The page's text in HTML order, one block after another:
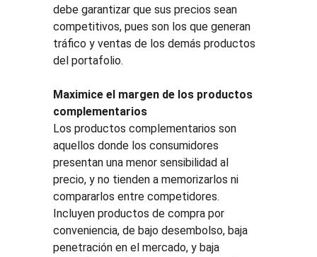
debe garantizar que sus precios sean
competitivos, pues son los que generan
tráfico y ventas de los demás productos
del portafolio.
Maximice el margen de los productos
complementarios
Los productos complementarios son
aquellos donde los consumidores
presentan una menor sensibilidad al
precio, y no tienden a memorizarlos ni
compararlos entre competidores.
Incluyen productos de compra por
conveniencia, de bajo desembolso, baja
penetración en el mercado, y baja